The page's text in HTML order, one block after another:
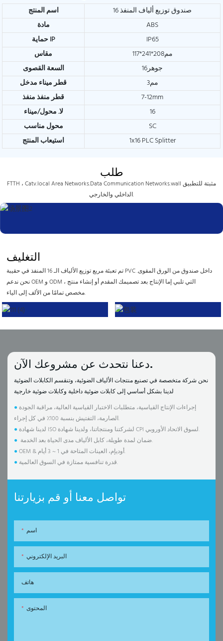
اسم المنتج
16 صندوق توزيع ألياف المنفذ
مادة
ABS
حماية IP
IP65
مقاس
مم208*241*117
السعة القصوى
جوهر16
قطر ميناء مدخل
مم3
قطر منفذ منفذ
7-12mm
لا. محول/ميناء
16
محول مناسب
SC
استيعاب المنتج
1x16 PLC Splitter
طلب
FTTH ، Catv.local Area Networks.Data Communication Networks.wall مثبتة للتطبيق
الداخلي والخارجي.
التغليف
تم تعبئة مربع توزيع الألياف الـ 16 المنفذ في حقيبة PVC داخل صندوق من الورق المقوى.
نحن ندعم OEM و ODM ، التي تلبي إما الإنتاج بعد تصميمك المقدم أو إنشاء منتج
مخصص تمامًا من الألف إلى الياء.
دعنا نتحدث عن مشروعك الآن.
نحن شركة متخصصة في تصنيع منتجات الألياف الضوئية، وتنقسم الكابلات الضوئية
● إجراءات الإنتاج القياسية، متطلبات الاختبار القياسية العالية، مراقبة الجودة
الصارمة، التفتيش بنسبة 100٪ في كل إجراء.
●
لدينا شهادة ISO لشركتنا ومنتجاتنا، ولدينا شهادة CPI لسوق الاتحاد الأوروبي.
●
ضمان لمدة طويلة، كابل الألياف مدى الحياة بعد الخدمة.
●
OEM & أوديإم، العينات المتاحة في 1 ~ 3 أيام.
●
قدرة تنافسية ممتازة في السوق العالمية.
تواصل معنا أو قم بزيارتنا
اسم
البريد الإلكتروني
هاتف
المحتوى